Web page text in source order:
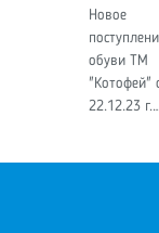
Новое
обуви ТМ
"Котофей"
22.12.23